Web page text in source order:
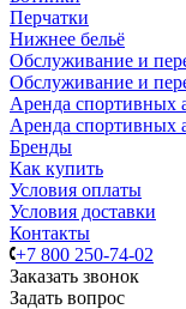
Перчатки
Нижнее бельё
Обслуживание и
Обслуживание и
Аренда спортивных
Аренда спортивных
Бренды
Как купить
Условия оплаты
Условия доставки
Контакты
+7 800 250-74-02
Заказать звонок
Задать вопрос